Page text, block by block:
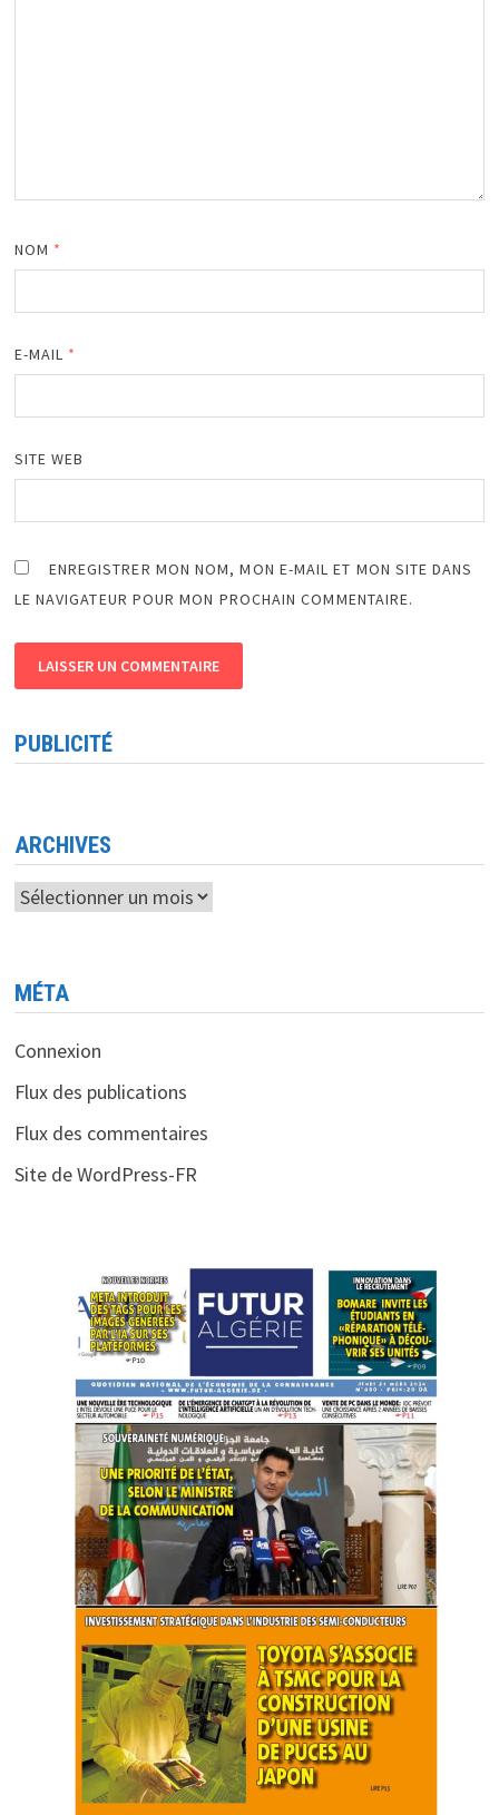
NOM *
E-MAIL *
SITE WEB
ENREGISTRER MON NOM, MON E-MAIL ET MON SITE DANS
LE NAVIGATEUR POUR MON PROCHAIN COMMENTAIRE.
PUBLICITÉ
ARCHIVES
Archives
MÉTA
Connexion
Flux des publications
Flux des commentaires
Site de WordPress-FR